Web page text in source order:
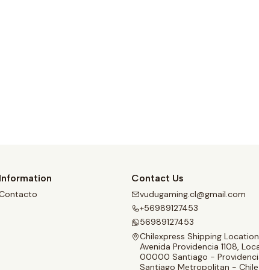
Information Contact Us
vudugaming.cl@gmail.com
+56989127453
56989127453
Chilexpress Shipping Location
Avenida Providencia 1108,
00000 Santiago -
Santiago Metropolitan - Chile